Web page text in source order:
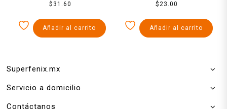
noches tranquilas con
$ 31.60
Añadir al carrito
Nocturna Con Als Fsa 10
$23.00
Añadir al carrito
Superfenix.mx
Servicio a domicilio
Contáctanos